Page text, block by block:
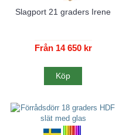
Slagport 21 graders Irene
Från 14 650 kr
Köp